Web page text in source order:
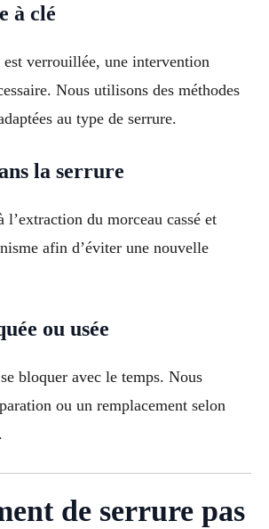
à clé
est verrouillée, une intervention
Nous utilisons des méthodes
au type de serrure.
la serrure
l’extraction du morceau cassé et
afin d’éviter une nouvelle
ou usée
bloquer avec le temps. Nous
ou un remplacement selon
de serrure pas